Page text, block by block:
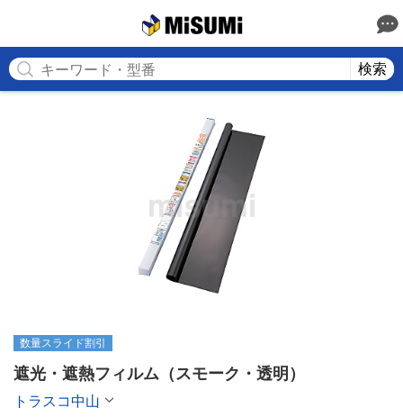
検索
数量スライド割引
遮光・遮熱フィルム（スモーク・透明）
トラスコ中山